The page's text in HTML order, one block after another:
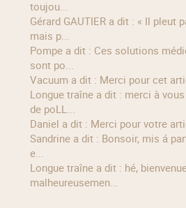
toujou...
Gérard GAUTIER a dit : « Il pleut parfois en Bretagne
mais p...
Pompe a dit : Ces solutions médicamenteuses
sont po...
Vacuum a dit : Merci pour cet
longue traîne a dit : merci à vous ... mais essayer
de poLL...
Daniel a dit : Merci pour votre
Sandrine a dit : Bonsoir, mis á part de tres grandes
e...
longue traîne a dit : hé, bienvenue au Club,
malheureusemen...